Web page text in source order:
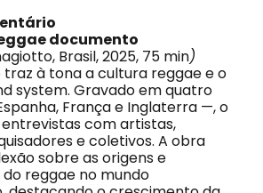
documento
Brasil, 2025, 75 min)
à tona a cultura reggae e o
system. Gravado em quatro
França e Inglaterra —, o
com artistas,
e coletivos. A obra
sobre as origens e
reggae no mundo